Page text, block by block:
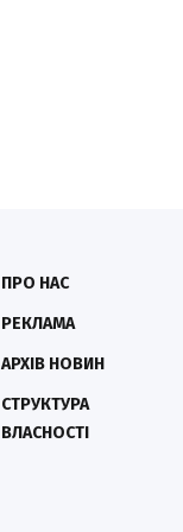
ПРО НАС
РЕКЛАМА
АРХІВ НОВИН
СТРУКТУРА
ВЛАСНОСТІ